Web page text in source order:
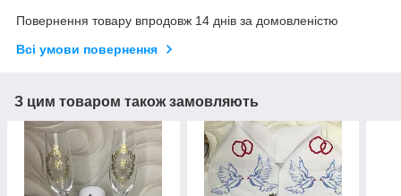
Повернення товару впродовж 14 днів за домовленістю
Всі умови повернення
З цим товаром також замовляють